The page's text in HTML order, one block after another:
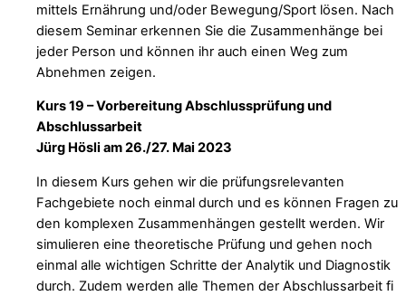
mittels Ernährung und/oder Bewegung/Sport lösen. Nach
diesem Seminar erkennen Sie die Zusammenhänge bei
jeder Person und können ihr auch einen Weg zum
Abnehmen zeigen.
Kurs 19 – Vorbereitung Abschlussprüfung und
Abschlussarbeit
Jürg Hösli am 26./27. Mai 2023
In diesem Kurs gehen wir die prüfungsrelevanten
Fachgebiete noch einmal durch und es können Fragen zu
den komplexen Zusammenhängen gestellt werden. Wir
simulieren eine theoretische Prüfung und gehen noch
einmal alle wichtigen Schritte der Analytik und Diagnostik
durch. Zudem werden alle Themen der Abschlussarbeit fi